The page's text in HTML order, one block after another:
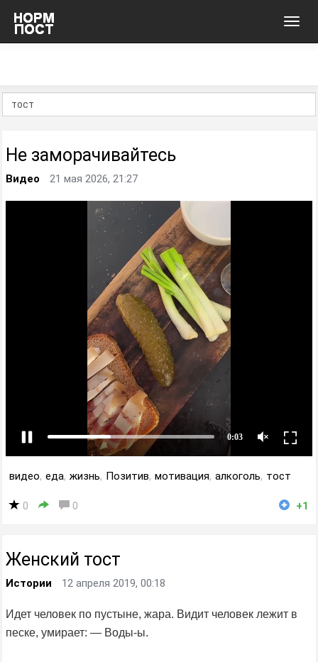
Не заморачивайтесь
Видео 21 мая 2026, 21:27
видео, еда, жизнь, Позитив, мотивация, алкоголь, тост
0 0 +1
Женский тост
Истории 12 апреля 2019, 00:18
Идет человек по пустыне, жара. Видит человек лежит в
песке, умирает: — Воды-ы.